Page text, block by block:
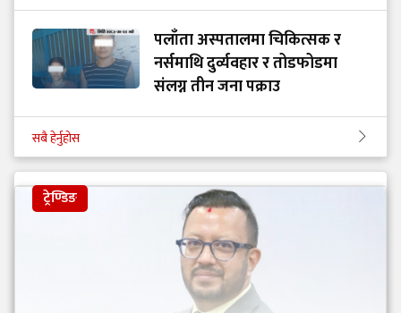
पलाँता अस्पतालमा चिकित्सक र
नर्समाथि दुर्व्यवहार र तोडफोडमा
संलग्न तीन जना पक्राउ
सबै हेर्नुहोस
ट्रेण्डिङ